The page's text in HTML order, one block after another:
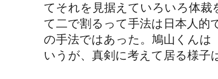
てそれを見据えていろいろ体
て二で割るって手法は日本人的
の手法ではあった。鳩山くんは
いうが、真剣に考えて居る様子